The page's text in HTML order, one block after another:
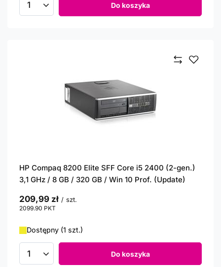
Ilość produktów Do koszyka
HP Compaq 8200 Elite SFF Core i5 2400 (2-gen.)
3,1 GHz / 8 GB / 320 GB / Win 10 Prof. (Update)
209,99 zł / szt.
2099.90 PKT
Dostępny (1 szt.)
Ilość produktów Do koszyka